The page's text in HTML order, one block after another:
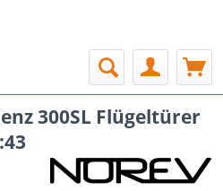
300SL Flügeltürer